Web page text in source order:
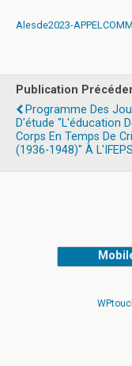
Alesde2023-
Publication
Programme Des
D'étude "L'éducation
Corps En Temps De
(1936-1948)" À